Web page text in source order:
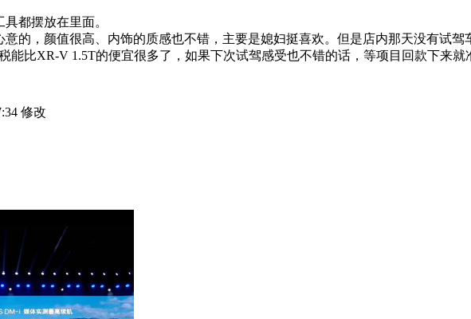
都摆放在里面。
的，颜值很高、内饰的质感也不错，主要是媳妇挺喜欢。但是店内那天没有试
能比XR-V 1.5T的便宜很多了，如果下次试驾感受也不错的话，等项目回款下来就
修改